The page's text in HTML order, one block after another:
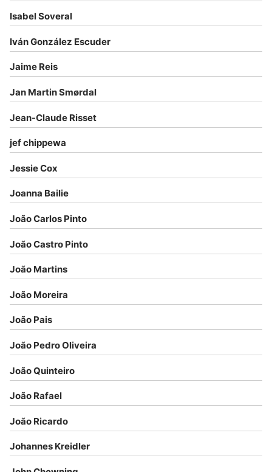
Isabel Soveral
Iván González Escuder
Jaime Reis
Jan Martin Smørdal
Jean-Claude Risset
jef chippewa
Jessie Cox
Joanna Bailie
João Carlos Pinto
João Castro Pinto
João Martins
João Moreira
João Pais
João Pedro Oliveira
João Quinteiro
João Rafael
João Ricardo
Johannes Kreidler